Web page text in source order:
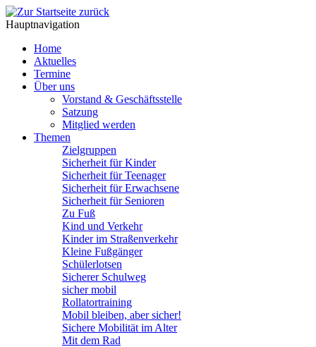
Hauptnavigation
Home
Aktuelles
Termine
Über uns
Vorstand & Geschäftsstelle
Satzung
Mitglied werden
Themen
Zielgruppen
Sicherheit für Kinder
Sicherheit für Teenager
Sicherheit für Erwachsene
Sicherheit für Senioren
Zu Fuß
Kind und Verkehr
Kinder im Straßenverkehr
Kleine Fußgänger
Schülerlotsen
Sicherer Schulweg
sicher mobil
Rollatortraining
Mobil bleiben, aber sicher!
Sichere Mobilität im Alter
Mit dem Rad